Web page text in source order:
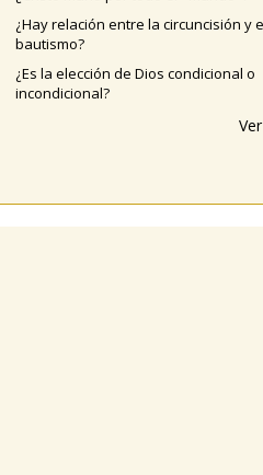
¿Hay relación entre la circuncisión y
bautismo?
¿Es la elección de Dios condicional o
incondicional?